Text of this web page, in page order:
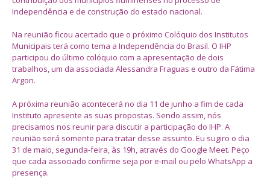
Independência e de construção do estado nacional.
Na reunião ficou acertado que o próximo Colóquio dos Institutos
Municipais terá como tema a Independência do Brasil. O IHP
participou do último colóquio com a apresentação de dois
trabalhos, um da associada Alessandra Fraguas e outro da Fátima
Argon.
A próxima reunião acontecerá no dia 11 de junho a fim de cada
Instituto apresente as suas propostas. Sendo assim, nós
precisamos nos reunir para discutir a participação do IHP. A
reunião será somente para tratar desse assunto. Eu sugiro o dia
31 de maio, segunda-feira, às 19h, através do Google Meet. Peço
que cada associado confirme seja por e-mail ou pelo WhatsApp a
presença.